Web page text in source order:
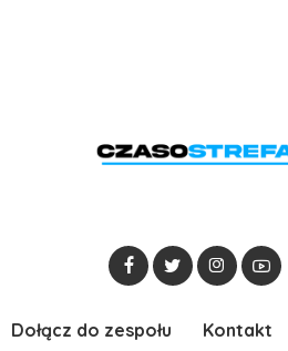
Dołącz do zespołu Kontakt